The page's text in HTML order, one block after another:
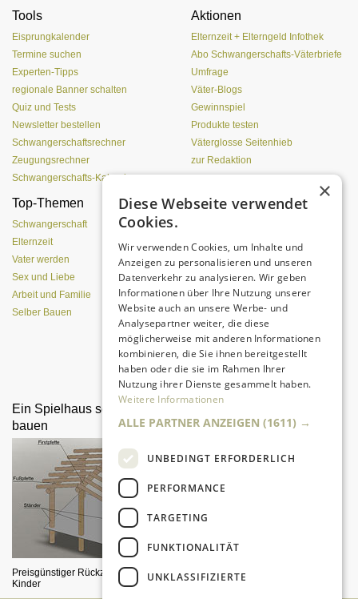
Tools
Eisprungkalender
Termine suchen
Experten-Tipps
regionale Banner schalten
Quiz und Tests
Newsletter bestellen
Schwangerschaftsrechner
Zeugungsrechner
Schwangerschafts-Kalender
Aktionen
Elternzeit + Elterngeld Infothek
Abo Schwangerschafts-Väterbriefe
Umfrage
Väter-Blogs
Gewinnspiel
Produkte testen
Väterglosse Seitenhieb
zur Redaktion
Top-Themen
Schwangerschaft
Elternzeit
Vater werden
Sex und Liebe
Arbeit und Familie
Selber Bauen
Einen Lehmofen
Da sind Kinder mit Begeisterung
dabei.
Ein Spielhaus selber
bauen
Preisgünstiger Rückzugsbereich für
Kinder
×
Diese Webseite verwendet
Cookies.
Wir verwenden Cookies, um Inhalte und
Anzeigen zu personalisieren und unseren
Datenverkehr zu analysieren. Wir geben
Informationen über Ihre Nutzung unserer
Website auch an unsere Werbe- und
Analysepartner weiter, die diese
möglicherweise mit anderen Informationen
kombinieren, die Sie ihnen bereitgestellt
haben oder die sie im Rahmen Ihrer
Nutzung ihrer Dienste gesammelt haben.
Weitere Informationen
ALLE PARTNER ANZEIGEN (1611) →
UNBEDINGT ERFORDERLICH
PERFORMANCE
TARGETING
FUNKTIONALITÄT
UNKLASSIFIZIERTE